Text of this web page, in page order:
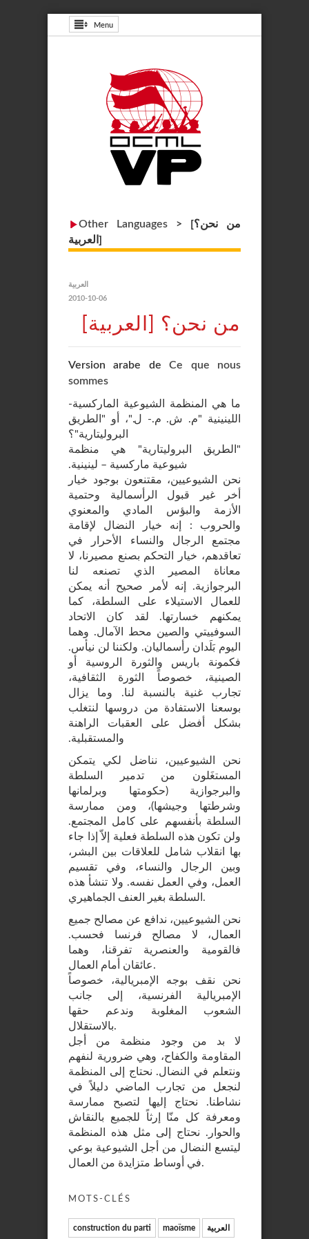
Menu
Other Languages >
[من نحن؟
[العربية
العربية
2010-10-06
[من نحن؟ [العربية
Version arabe deCe que nous
sommes
ما هي المنظمة الشيوعية الماركسية-
اللينينية "م. ش. م.- ل."، أو "الطريق
البروليتارية"؟
"الطريق البروليتارية" هي منظمة
شيوعية ماركسية – لينينية.
نحن الشيوعيين، مقتنعون بوجود خيار
أخر غير قبول الرأسمالية وحتمية
الأزمة والبؤس المادي والمعنوي
والحروب : إنه خيار النضال لإقامة
مجتمع الرجال والنساء الأحرار في
تعاقدهم، خيار التحكم بصنع مصيرنا، لا
معاناة المصير الذي تصنعه لنا
البرجوازية. إنه لأمر صحيح أنه يمكن
للعمال الاستيلاء على السلطة، كما
يمكنهم خسارتها. لقد كان الاتحاد
السوفييتي والصين محط الآمال. وهما
اليوم بَلَدان رأسماليان. ولكننا لن نيأس.
فكمونة باريس والثورة الروسية أو
الصينية، خصوصاً الثورة الثقافية،
تجارب غنية بالنسبة لنا. وما يزال
بوسعنا الاستفادة من دروسها لنتغلب
بشكل أفضل على العقبات الراهنة
والمستقبلية.
نحن الشيوعيين، نناضل لكي يتمكن
المستغَلون من تدمير السلطة
والبرجوازية (حكومتها وبرلمانها
وشرطتها وجيشها)، ومن ممارسة
السلطة بأنفسهم على كامل المجتمع.
ولن تكون هذه السلطة فعلية إلاّ إذا جاء
بها انقلاب شامل للعلاقات بين البشر،
وبين الرجال والنساء، وفي تقسيم
العمل، وفي العمل نفسه. ولا تنشأ هذه
السلطة بغير العنف الجماهيري.
نحن الشيوعيين، ندافع عن مصالح جميع
العمال، لا مصالح فرنسا فحسب.
فالقومية والعنصرية تفرقنا، وهما
عائقان أمام العمال.
نحن نقف بوجه الإمبريالية، خصوصاً
الإمبريالية الفرنسية، إلى جانب
الشعوب المغلوبة وندعم حقها
بالاستقلال.
لا بد من وجود منظمة من أجل
المقاومة والكفاح، وهي ضرورية لنفهم
ونتعلم في النضال. نحتاج إلى المنظمة
لنجعل من تجارب الماضي دليلاً في
نشاطنا. نحتاج إليها لتصبح ممارسة
ومعرفة كل منّا إرثاً للجميع بالنقاش
والحوار. نحتاج إلى مثل هذه المنظمة
ليتسع النضال من أجل الشيوعية بوعي
في أوساط متزايدة من العمال.
MOTS-CLÉS
construction du parti maoïsme العربية